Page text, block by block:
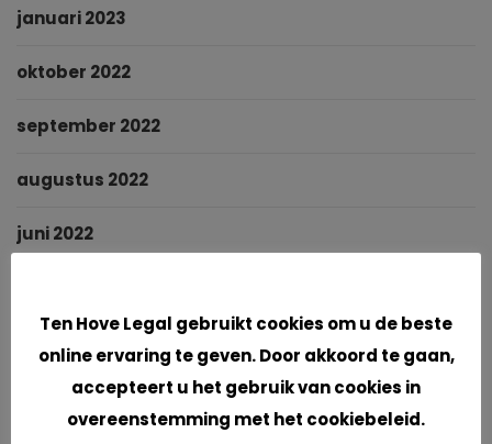
januari 2023
oktober 2022
september 2022
augustus 2022
juni 2022
januari 2022
Ten Hove Legal gebruikt cookies om u de beste
online ervaring te geven. Door akkoord te gaan,
accepteert u het gebruik van cookies in
overeenstemming met het cookiebeleid.